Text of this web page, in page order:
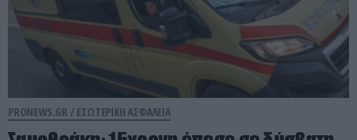
PRONEWS.GR / ΕΣΩΤΕΡΙΚΗ ΑΣΦΑΛΕΙΑ